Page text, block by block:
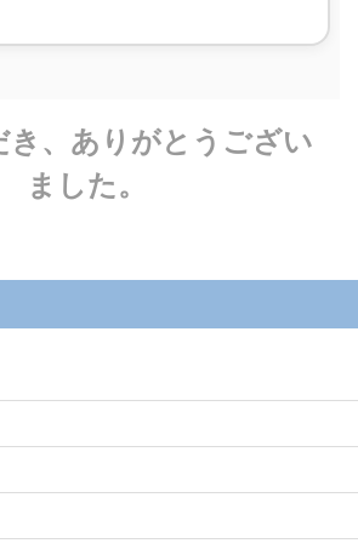
き、ありがとうござい
ました。